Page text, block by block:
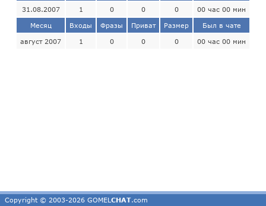
31.08.2007 1 0 0 0 00 час 00 мин
Месяц Входы Фразы Приват Размер Был в чате
август 2007 1 0 0 0 00 час 00 мин
Copyright © 2003-2026 GOMEL CHAT.com